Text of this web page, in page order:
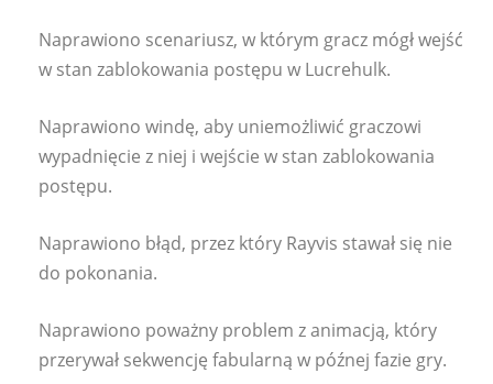
Naprawiono scenariusz, w którym gracz mógł wejść
w stan zablokowania postępu w Lucrehulk.
Naprawiono windę, aby uniemożliwić graczowi
wypadnięcie z niej i wejście w stan zablokowania
postępu.
Naprawiono błąd, przez który Rayvis stawał się nie
do pokonania.
Naprawiono poważny problem z animacją, który
przerywał sekwencję fabularną w późnej fazie gry.